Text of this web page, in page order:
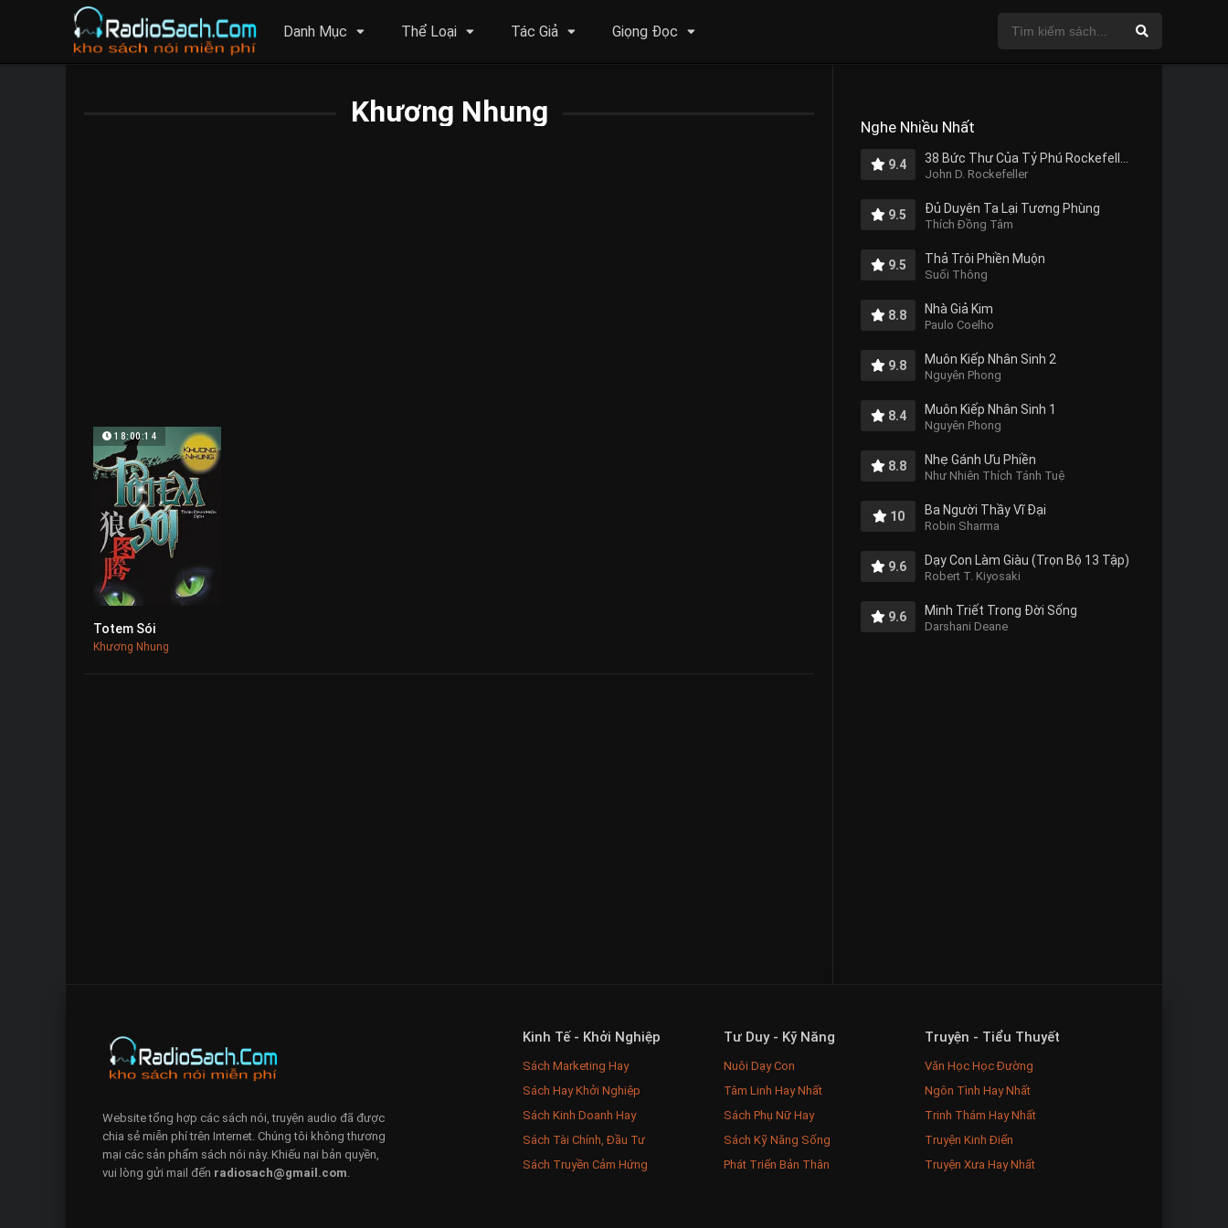
Danh Mục Thể Loại Tác Giả Giọng Đọc
Khương Nhung
18:00:14
Totem Sói
Khương Nhung
Nghe Nhiều Nhất
9.4
John D. Rockefeller
9.5 Đủ Duyên Ta Lại Tương Phùng
Thích Đồng Tâm
9.5 Thả Trôi Phiền Muộn
Suối Thông
8.8 Nhà Giả Kim
Paulo Coelho
9.8 Muôn Kiếp Nhân Sinh 2
Nguyên Phong
8.4 Muôn Kiếp Nhân Sinh 1
Nguyên Phong
8.8 Nhẹ Gánh Ưu Phiền
Như Nhiên Thích Tánh Tuệ
10 Ba Người Thầy Vĩ Đại
Robin Sharma
9.6 Dạy Con Làm Giàu (Trọn Bộ 13 Tập)
Robert T. Kiyosaki
9.6 Minh Triết Trong Đời Sống
Darshani Deane
Kinh Tế - Khởi Nghiệp
Sách Marketing Hay
Sách Hay Khởi Nghiệp
Sách Kinh Doanh Hay
Sách Tài Chính, Đầu Tư
Sách Truyền Cảm Hứng
Tư Duy - Kỹ Năng
Nuôi Dạy Con
Tâm Linh Hay Nhất
Sách Phụ Nữ Hay
Sách Kỹ Năng Sống
Phát Triển Bản Thân
Truyện - Tiểu Thuyết
Văn Học Học Đường
Ngôn Tình Hay Nhất
Trinh Thám Hay Nhất
Truyện Kinh Điển
Truyện Xưa Hay Nhất
Website tổng hợp các sách nói, truyện audio đã được
chia sẻ miễn phí trên Internet. Chúng tôi không thương
mại các sản phẩm sách nói này. Khiếu nại bản quyền,
vui lòng gửi mail đến radiosach@gmail.com